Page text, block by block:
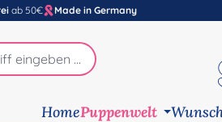
ab 50€ Made in Germany
HomePuppenwelt